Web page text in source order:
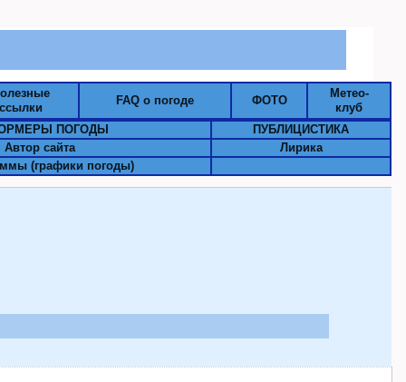
ссылки
FAQ о погоде ФОТО
Метео-
клуб
ПОГОДЫ
ПУБЛИЦИСТИКА
Автор сайта
Лирика
(графики погоды)